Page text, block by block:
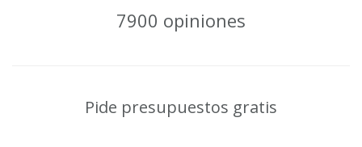
7900 opiniones
Pide presupuestos gratis